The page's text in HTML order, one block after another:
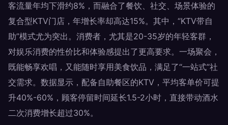
客流量年均下滑约8%，而融合了餐饮、社交、场景体验的
复合型KTV门店，年增长率却高达15%。其中，“KTV带自
助”模式尤为突出。消费者，尤其是20-35岁的年轻客群，
对娱乐消费的性价比和体验感提出了更高要求。一场聚会，
既能畅享欢唱，又能随时享用美食饮品，满足了“一站式”社
交需求。数据显示，配备自助餐区的KTV，平均客单价可提
升40%-60%，顾客停留时间延长1.5-2小时，直接带动酒水
二次消费增长超过30%。